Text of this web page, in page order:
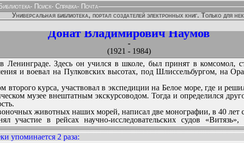
Библиотека- Поиск- Справка- Почта
Универсальная библиотека, портал создателей электронных книг. Только для
Донат Владимирович Наумов
-
(1921 - 1984)
Ленинграде. Здесь он учился в школе, был принят в комсомол,
и воевал на Пулковских высотах, под Шлиссельбургом, на
второго курса, участвовал в экспедиции на Белое море, где и
музее внештатным экскурсоводом. Тогда и определился
животных наших морей, написал две монографии, в 40 лет
участие в рейсах научно-исследовательских судов
трудов и ряд научно-популярных изданий. Некоторые
упоминается 2 раза: